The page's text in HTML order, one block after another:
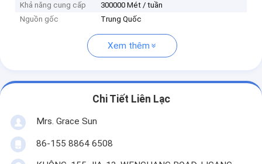
Khả năng cung cấp
300000 Mét / tuần
Nguồn gốc
Trung Quốc
Xem thêm
Chi Tiết Liên Lạc
Mrs. Grace Sun
86-155 8864 6508